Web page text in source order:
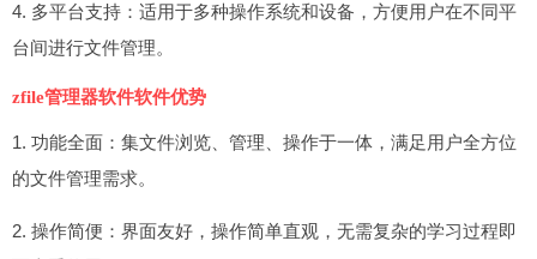
4. 多平台支持：适用于多种操作系统和设备，方便用户在不同平
台间进行文件管理。
zfile管理器软件软件优势
1. 功能全面：集文件浏览、管理、操作于一体，满足用户全方位
的文件管理需求。
2. 操作简便：界面友好，操作简单直观，无需复杂的学习过程即